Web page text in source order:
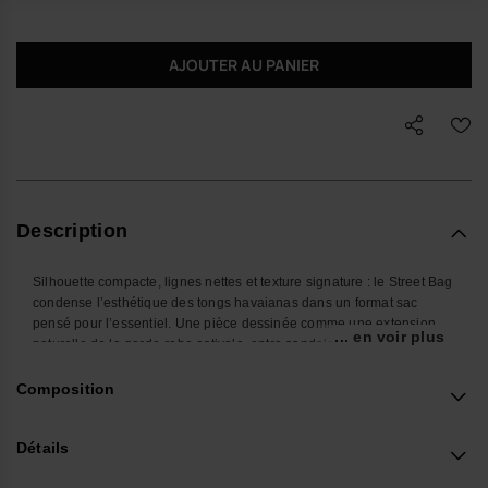
AJOUTER AU PANIER
Description
Silhouette compacte, lignes nettes et texture signature : le Street Bag
condense l’esthétique des tongs havaianas dans un format sac
pensé pour l’essentiel. Une pièce dessinée comme une extension
naturelle de la garde-robe estivale, entre sandales d’été et
Ce modèle unisexe trouve sa place aussi bien avec un short en
... en voir plus
Composition
Détails